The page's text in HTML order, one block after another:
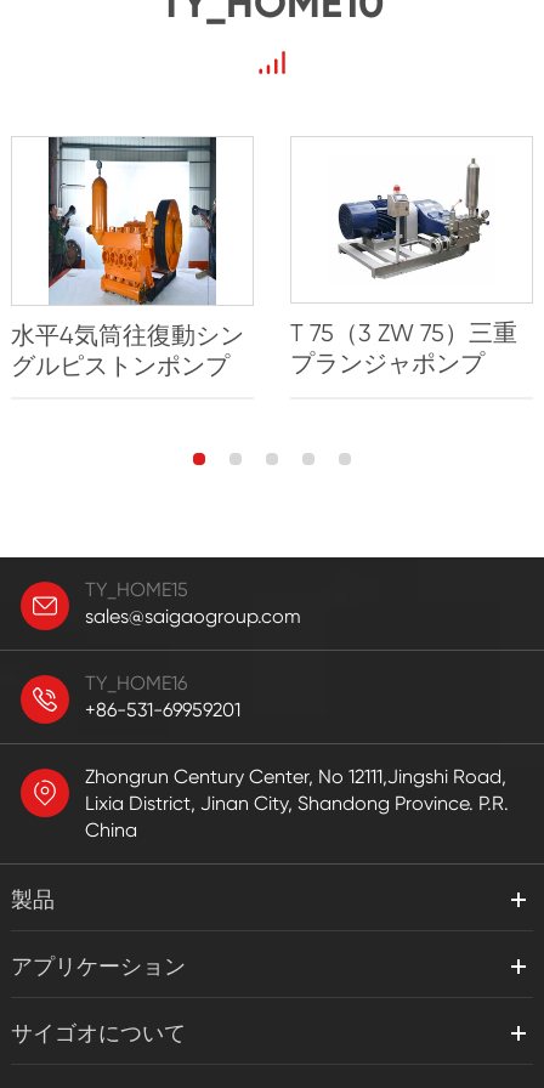
水平4気筒往復動シン
グルピストンポンプ
T 75（3 ZW 75）三重
プランジャポンプ
TY_HOME15
sales@saigaogroup.com
TY_HOME16
+86-531-69959201
Zhongrun Century Center, No 12111,Jingshi Road,
Lixia District, Jinan City, Shandong Province. P.R.
China
製品
アプリケーション
サイゴオについて